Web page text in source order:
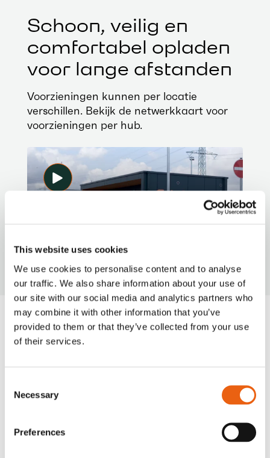
This website uses cookies
We use cookies to personalise content and to analyse
our traffic. We also share information about your use of
our site with our social media and analytics partners who
may combine it with other information that you’ve
provided to them or that they’ve collected from your use
of their services.
Selection
Necessary
Preferences
Schoon, veilig en
comfortabel opladen
voor lange afstanden
Voorzieningen kunnen per locatie
verschillen. Bekijk de netwerkkaart voor
voorzieningen per hub.
Houd de
controle:
De Milence Portal
sessiegegevens en real-time
interface die voortdurend wordt verbeterd
om aan uw behoeften te voldoen.